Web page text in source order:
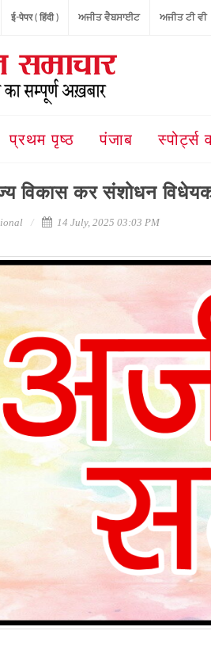
ई-पेपर ( हिंदी ) ਅਜੀਤ ਵੈਬਸਾਈਟ ਅਜੀਤ ਟੀ ਵੀ
प्रथम पृष्ठ पंजाब स्पोर्ट्स
विकास कर संशोधन
14 July, 2025 03:03 PM